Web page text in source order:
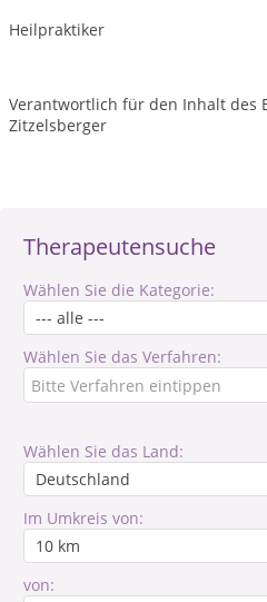
Therapeutensuche
Wählen Sie die Kategorie:
Wählen Sie das Verfahren:
Wählen Sie das Land:
Im Umkreis von:
von:
Heilpraktiker
Verantwortlich für den Inhalt des
Zitzelsberger